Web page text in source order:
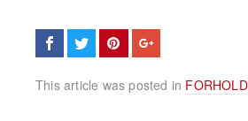
This article was posted in